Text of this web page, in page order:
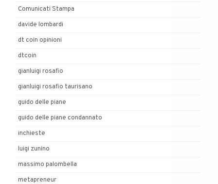
Comunicati Stampa
davide lombardi
dt coin opinioni
dtcoin
gianluigi rosafio
gianluigi rosafio taurisano
guido delle piane
guido delle piane condannato
inchieste
luigi zunino
massimo palombella
metapreneur